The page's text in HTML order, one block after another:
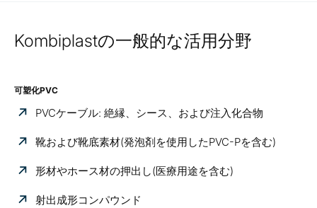
Kombiplastの一般的な活用分野
可塑化PVC
PVCケーブル: 絶縁、シース、および注入化合物
靴および靴底素材(発泡剤を使用したPVC-Pを含む)
形材やホース材の押出し(医療用途を含む)
射出成形コンパウンド